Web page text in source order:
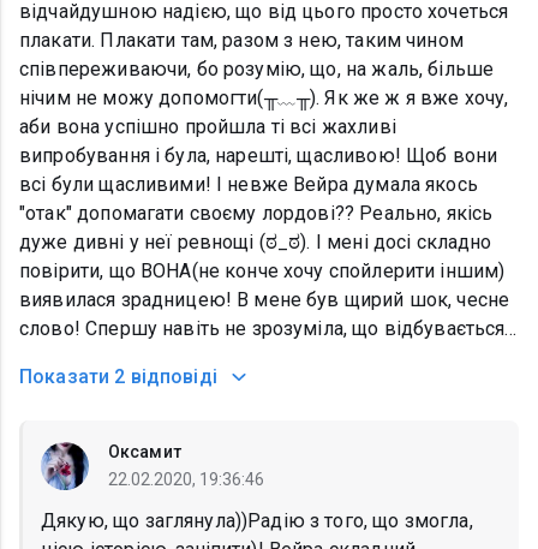
відчайдушною надією, що від цього просто хочеться
плакати. Плакати там, разом з нею, таким чином
співпереживаючи, бо розумію, що, на жаль, більше
нічим не можу допомогти(╥﹏╥). Як же ж я вже хочу,
аби вона успішно пройшла ті всі жахливі
випробування і була, нарешті, щасливою! Щоб вони
всі були щасливими! І невже Вейра думала якось
"отак" допомагати своєму лордові?? Реально, якісь
дуже дивні у неї ревнощі (ಠ_ಠ). І мені досі складно
повірити, що ВОНА(не конче хочу спойлерити іншим)
виявилася зрадницею! В мене був щирий шок, чесне
слово! Спершу навіть не зрозуміла, що відбувається...
Показати 2 відповіді
Оксамит
22.02.2020, 19:36:46
Дякую, що заглянула))Радію з того, що змогла,